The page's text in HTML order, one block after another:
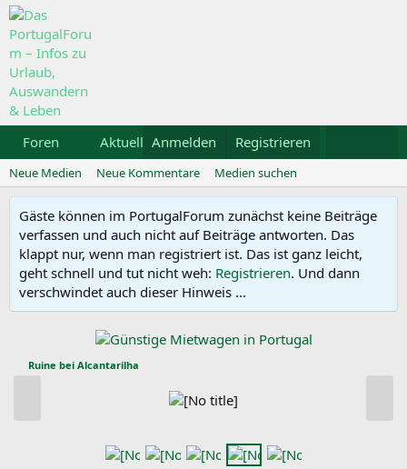
Foren Aktuelles Galerie Kalender
Anmelden Registrieren
Neue Medien Neue Kommentare Medien suchen
Gäste können im PortugalForum zunächst keine Beiträge
verfassen und auch nicht auf Beiträge antworten. Das
klappt nur, wenn man registriert ist. Das ist ganz leicht,
geht schnell und tut nicht weh: Registrieren. Und dann
verschwindet auch dieser Hinweis ...
Ruine bei Alcantarilha